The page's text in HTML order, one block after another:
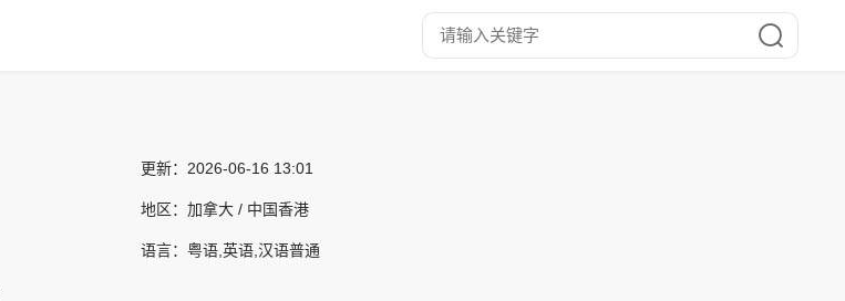
更新： 2026-06-16 13:01
地区： 加拿大 / 中国香港
语言： 粤语,英语,汉语普通